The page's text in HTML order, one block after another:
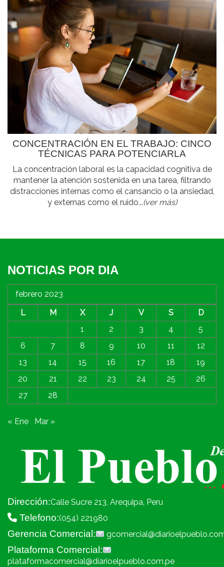
CONCENTRACIÓN EN EL TRABAJO: CINCO
TÉCNICAS PARA POTENCIARLA
La concentración laboral es la capacidad cognitiva de
mantener la atención sostenida en una tarea, filtrando
distracciones internas como el cansancio o la ansiedad,
y externas como el ruido...(ver más)
NOTICIAS POR DIA
febrero 2023
L
M X J V S
D
1
2 3 4
5
6
7 8 9 10 11
12
13
14 15 16 17 18
19
20
21 22 23 24 25
26
27
28
« Ene Mar »
Dirección:Calle Sucre 213, Arequipa, Peru
Telefono:(054) 221980
Gerencia Comercial:
Plataforma Comercial:
plataformacomercial@diarioelpueblo.com.pe